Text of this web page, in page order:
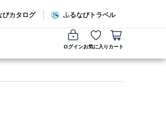
びカタログ ふるなびトラベル
ログインお気に入り カート